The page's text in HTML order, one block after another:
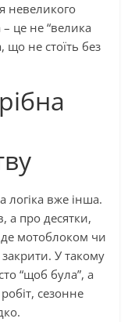
невеликого
це не “велика
що не стоїть без
логіка вже інша.
а про десятки,
де мотоблоком чи
У такому
“щоб була”, а
сезонне